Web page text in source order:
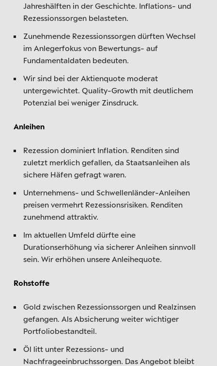
Jahreshälften in der Geschichte. Inflations- und
Rezessionssorgen belasteten.
Zunehmende Rezessionssorgen dürften Wechsel
im Anlegerfokus von Bewertungs- auf
Fundamentaldaten bedeuten.
Wir sind bei der Aktienquote moderat
untergewichtet. Quality-Growth mit deutlichem
Potenzial bei weniger Zinsdruck.
Anleihen
Rezession dominiert Inflation. Renditen sind
zuletzt merklich gefallen, da Staatsanleihen als
sichere Häfen gefragt waren.
Unternehmens- und Schwellenländer-Anleihen
preisen vermehrt Rezessionsrisiken. Renditen
zunehmend attraktiv.
Im aktuellen Umfeld dürfte eine
Durationserhöhung via sicherer Anleihen sinnvoll
sein. Wir erhöhen unsere Anleihequote.
Rohstoffe
Gold zwischen Rezessionssorgen und Realzinsen
gefangen. Als Absicherung weiter wichtiger
Portfoliobestandteil.
Öl litt unter Rezessions- und
Nachfrageeinbruchssorgen. Das Angebot bleibt